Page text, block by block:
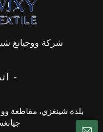
شركة ووجيانغ
-
بلدة شينغزي، مقاطعة